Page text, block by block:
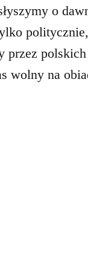
o
wolny na